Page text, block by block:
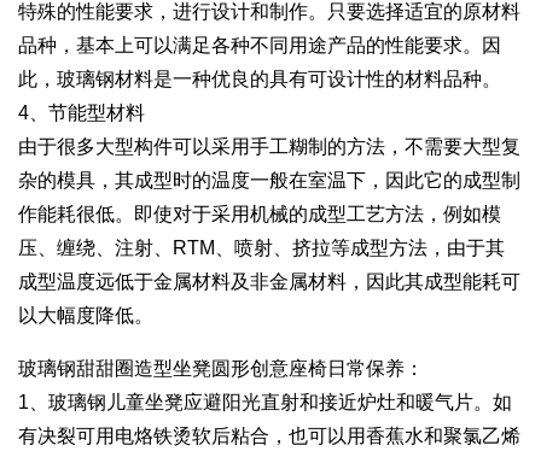
特殊的性能要求，进行设计和制作。只要选择适宜的原材料
品种，基本上可以满足各种不同用途产品的性能要求。因
此，玻璃钢材料是一种优良的具有可设计性的材料品种。
4、节能型材料
由于很多大型构件可以采用手工糊制的方法，不需要大型复
杂的模具，其成型时的温度一般在室温下，因此它的成型制
作能耗很低。即使对于采用机械的成型工艺方法，例如模
压、缠绕、注射、RTM、喷射、挤拉等成型方法，由于其
成型温度远低于金属材料及非金属材料，因此其成型能耗可
以大幅度降低。
玻璃钢甜甜圈造型坐凳圆形创意座椅日常保养：
1、玻璃钢儿童坐凳应避阳光直射和接近炉灶和暖气片。如
有决裂可用电烙铁烫软后粘合，也可以用香蕉水和聚氯乙烯